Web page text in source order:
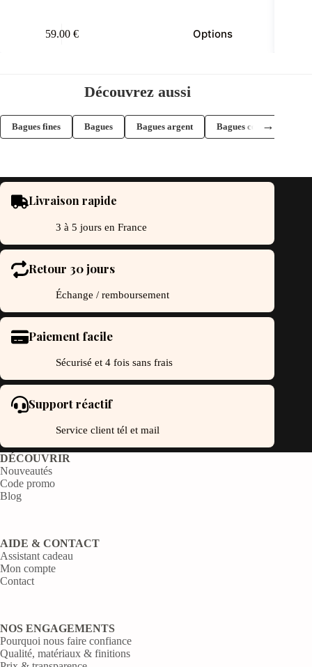
59.00 € Options
être
choisies
du
Découvrez aussi
Bagues fines Bagues Bagues argent Bagues couronne
→
Livraison rapide
3 à 5 jours en France
Retour 30 jours
Échange / remboursement
Paiement facile
Sécurisé et 4 fois sans frais
Support réactif
Service client tél et mail
DÉCOUVRIR
Nouveautés
Code promo
Blog
AIDE & CONTACT
Assistant cadeau
Mon compte
Contact
NOS ENGAGEMENTS
Pourquoi nous faire confiance
Qualité, matériaux & finitions